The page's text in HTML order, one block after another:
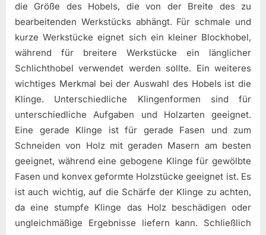
die Größe des Hobels, die von der Breite des zu
bearbeitenden Werkstücks abhängt. Für schmale und
kurze Werkstücke eignet sich ein kleiner Blockhobel,
während für breitere Werkstücke ein länglicher
Schlichthobel verwendet werden sollte. Ein weiteres
wichtiges Merkmal bei der Auswahl des Hobels ist die
Klinge. Unterschiedliche Klingenformen sind für
unterschiedliche Aufgaben und Holzarten geeignet.
Eine gerade Klinge ist für gerade Fasen und zum
Schneiden von Holz mit geraden Masern am besten
geeignet, während eine gebogene Klinge für gewölbte
Fasen und konvex geformte Holzstücke geeignet ist. Es
ist auch wichtig, auf die Schärfe der Klinge zu achten,
da eine stumpfe Klinge das Holz beschädigen oder
ungleichmäßige Ergebnisse liefern kann. Schließlich